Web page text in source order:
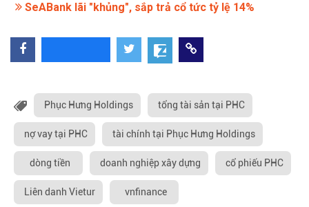
SeABank lãi "khủng", sắp trả cổ tức tỷ lệ 14%
Phục Hưng Holdings tổng tài sản tại PHC
nợ vay tại PHC tài chính tại Phục Hưng Holdings
dòng tiền doanh nghiệp xây dựng cổ phiếu PHC
Liên danh Vietur vnfinance